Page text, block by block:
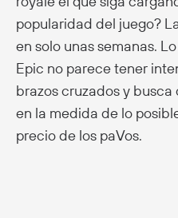
popularidad del juego?
en solo unas semanas.
Epic no parece tener
brazos cruzados y
en la medida de lo
precio de los paVos.